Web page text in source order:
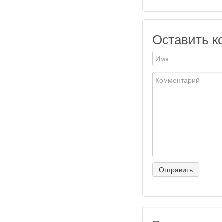
Оставить